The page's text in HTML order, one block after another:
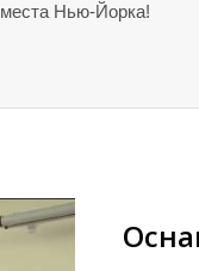
места Нью-Йорка!